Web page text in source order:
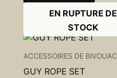
EN RUPTURE DE
STOCK
ACCESSOIRES DE BIVOUAC
GUY ROPE SET